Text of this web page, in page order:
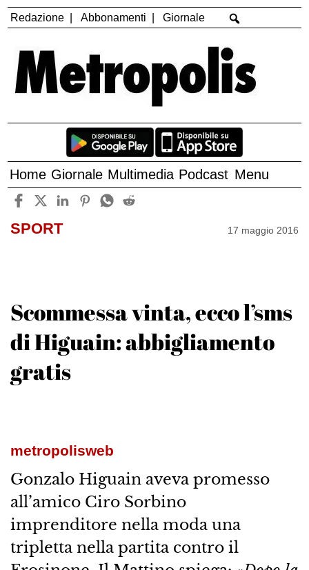
Redazione Abbonamenti Giornale
Home Giornale Multimedia Podcast Menu
SPORT 17 maggio 2016
Scommessa vinta, ecco l’sms
di Higuain: abbigliamento
gratis
metropolisweb
Gonzalo Higuain aveva promesso
all’amico Ciro Sorbino
imprenditore nella moda una
tripletta nella partita contro il